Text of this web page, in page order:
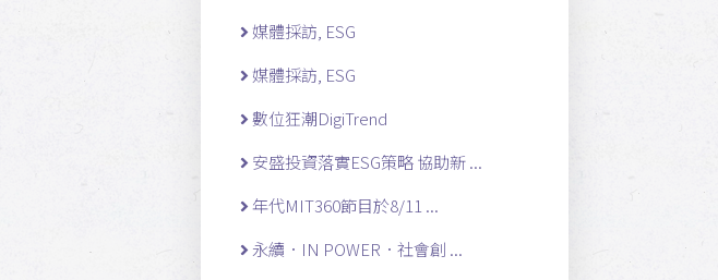
媒體採訪, ESG
媒體採訪, ESG
數位狂潮DigiTrend
安盛投資落實ESG策略 協助新 ...
年代MIT360節目於8/11 ...
永續．IN POWER．社會創 ...